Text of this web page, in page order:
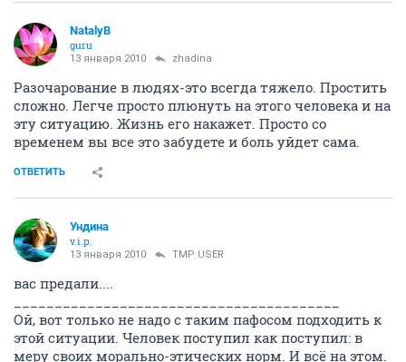
NatalyB
guru
13 января 2010 zhadina
Разочарование в людях-это всегда тяжело. Простить
сложно. Легче просто плюнуть на этого человека и на
эту ситуацию. Жизнь его накажет. Просто со
временем вы все это забудете и боль уйдет сама.
ОТВЕТИТЬ
Ундина
v.i.p.
13 января 2010 TMP USER
вас предали....
Ой, вот только не надо с таким пафосом подходить к
этой ситуации. Человек поступил как поступил: в
меру своих морально-этических норм. И всё на этом.